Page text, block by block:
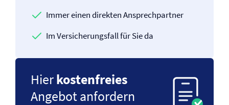
Immer einen direkten Ansprechpartner
Im Versicherungsfall für Sie da
Hierkostenfreies
Angebot anfordern